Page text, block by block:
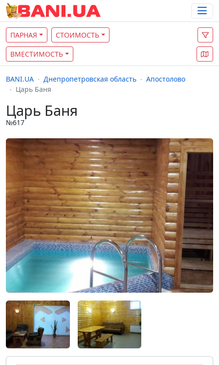
ПАРНАЯ СТОИМОСТЬ
ВМЕСТИМОСТЬ
BANI.UA Днепропетровская область
Апостолово
Царь Баня
Царь Баня
№617